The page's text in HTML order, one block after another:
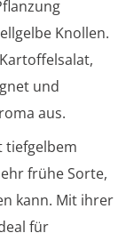
Knollen.
und
aus.
tiefgelbem
frühe Sorte,
kann. Mit ihrer
für